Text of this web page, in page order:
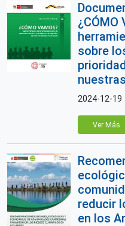
¿CÓMO
sobre
2024-12-19
Ver Más
reducir
en los